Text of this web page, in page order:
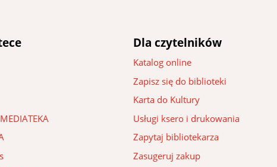
Dla czytelników
Katalog online
Zapisz się do biblioteki
Karta do Kultury
Usługi ksero i drukowania
Zapytaj bibliotekarza
Zasugeruj zakup